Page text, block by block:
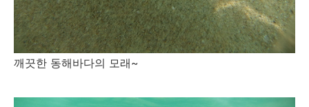
깨끗한 동해바다의 모래~